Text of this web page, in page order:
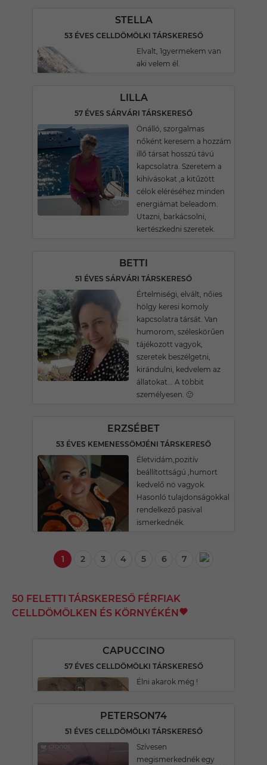
STELLA
53 ÉVES CELLDÖMÖLKI TÁRSKERESŐ
Elvalt, 1gyermekem van
aki velem él.
LILLA
57 ÉVES SÁRVÁRI TÁRSKERESŐ
Önálló, szorgalmas
nőként keresem a hozzám
illő társat hosszú távú
kapcsolatra. Szeretem a
kihívásokat ,a kitűzött
célok eléréséhez minden
energiámat beleadom.
Utazni, barkácsolni,
kertészkedni szeretek.
BETTI
51 ÉVES SÁRVÁRI TÁRSKERESŐ
Értelmiségi, elvált, nőies
hölgy keresi komoly
kapcsolatra társát. Van
humorom, széleskörűen
tájékozott vagyok,
szeretek beszélgetni,
kirándulni, kedvelem az
állatokat... A többit
személyesen. 🙂
ERZSÉBET
53 ÉVES KEMENESSÖMJÉNI TÁRSKERESŐ
Életvidám,pozitív
beállítottságú ,humort
kedvelő nö vagyok.
Hasonló tulajdonságokkal
rendelkező pasival
ismerkednék.
1 2 3 4 5 6 7
50 FELETTI TÁRSKERESŐ FÉRFIAK
CELLDÖMÖLKEN ÉS KÖRNYÉKÉN
CAPUCCINO
57 ÉVES CELLDÖMÖLKI TÁRSKERESŐ
Élni akarok még !
PETERSON74
51 ÉVES CELLDÖMÖLKI TÁRSKERESŐ
Szívesen
megismerkednék egy